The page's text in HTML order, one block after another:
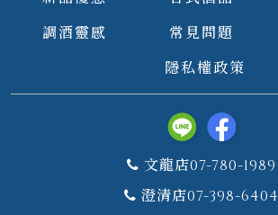
調酒靈感
常見問題
隱私權政策
文龍店07-780-1989
澄清店07-398-6404